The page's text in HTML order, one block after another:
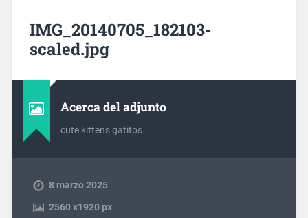
IMG_20140705_182103-
scaled.jpg
Acerca del adjunto
cute kittens gatitos
8 marzo 2025
2560x1920 px